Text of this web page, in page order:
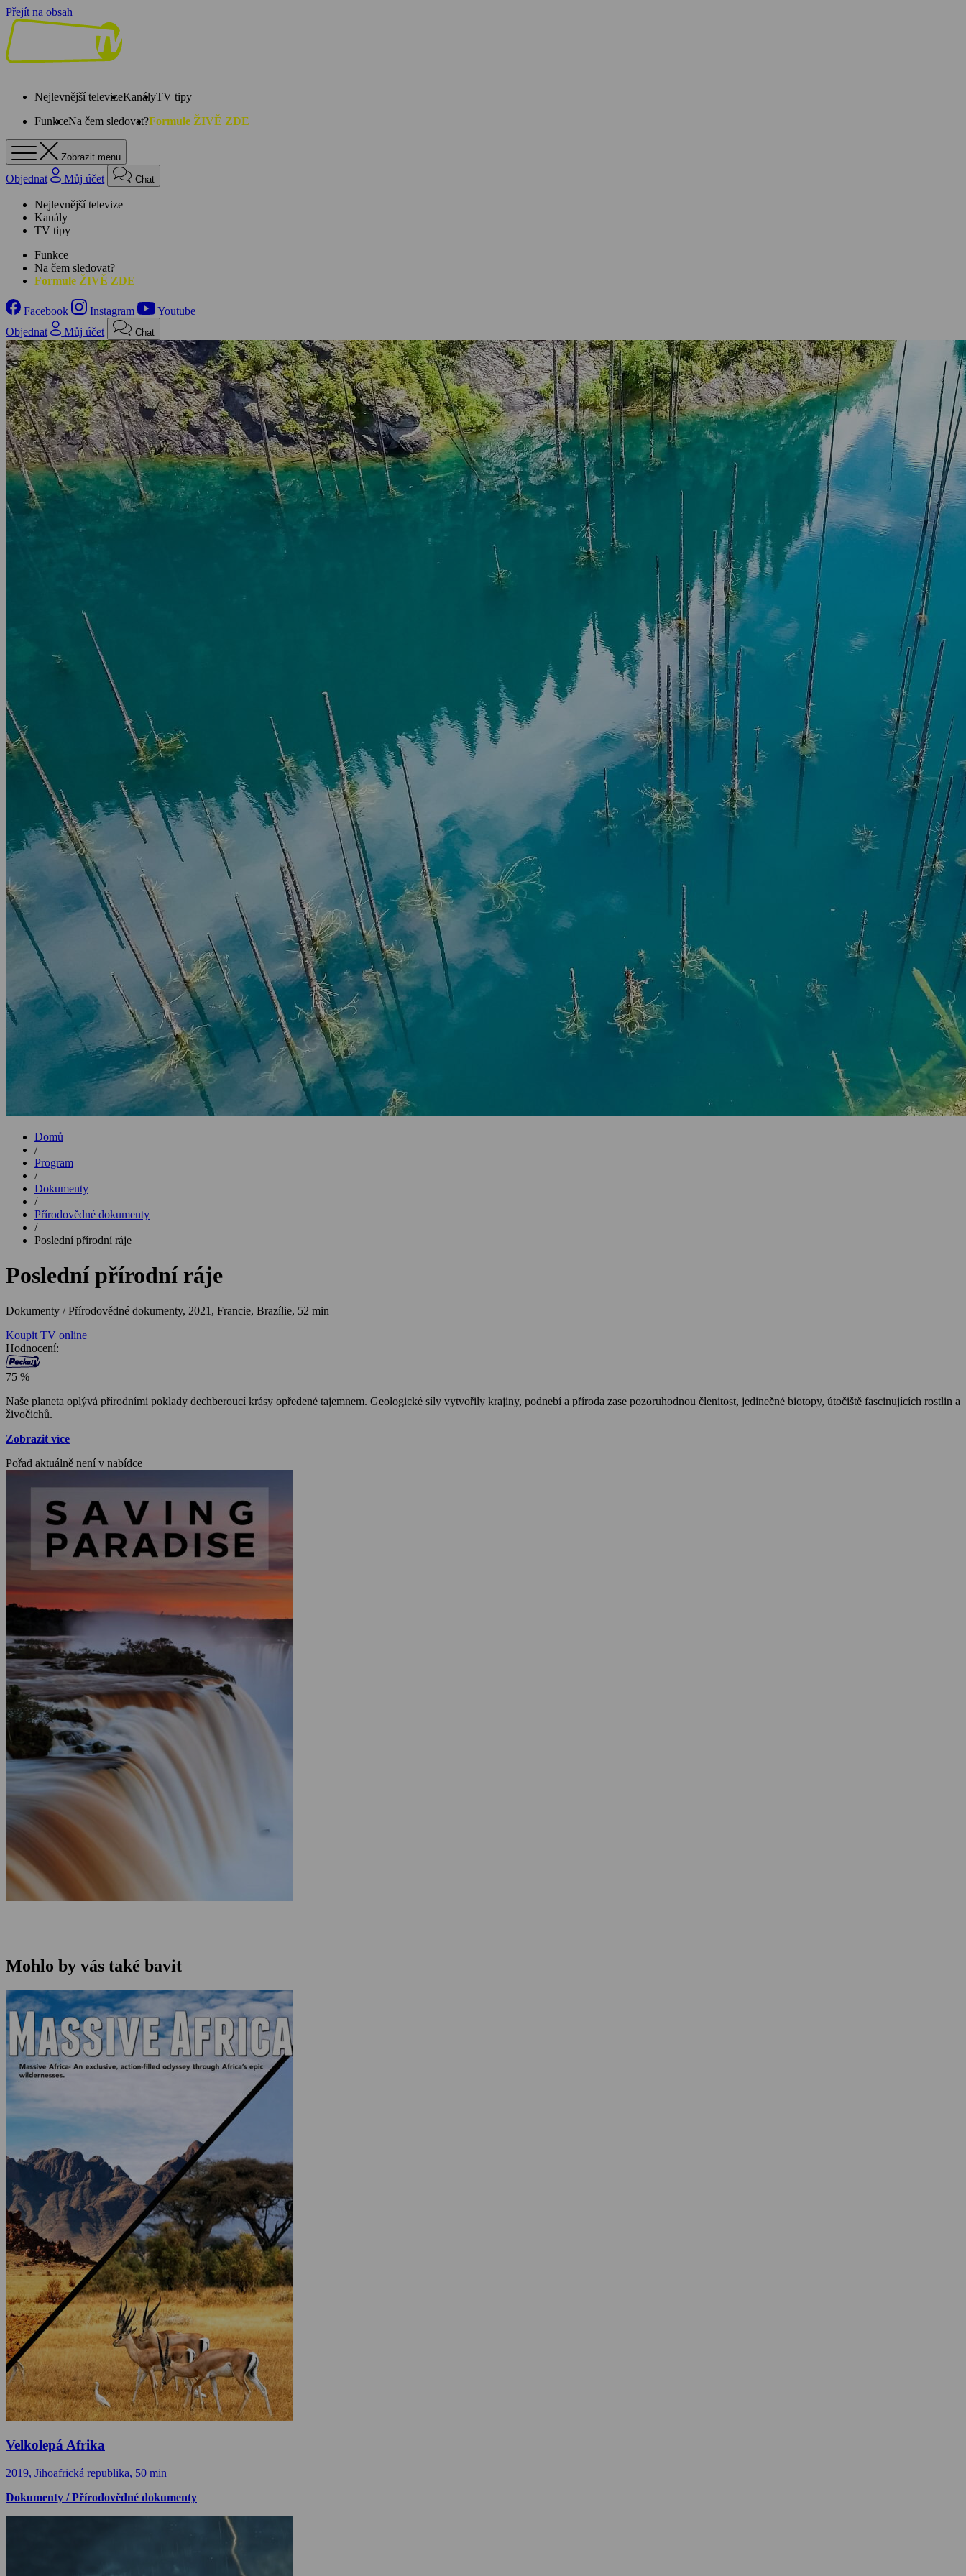
Přejít na obsah
Nejlevnější televizeKanályTV tipy
FunkceNa čem sledovat?Formule ŽIVĚ ZDE
Zobrazit menu
Objednat Můj účet Chat
Nejlevnější televize
Kanály
TV tipy
Funkce
Na čem sledovat?
Formule ŽIVĚ ZDE
Facebook Instagram
Youtube
Objednat
Můj účet Chat
Domů
/
Program
/
Dokumenty
/
Přírodovědné dokumenty
/
Poslední přírodní ráje
Poslední přírodní ráje
Dokumenty / Přírodovědné dokumenty, 2021, Francie, Brazílie, 52 min
Koupit TV online
Hodnocení:
75 %
Naše planeta oplývá přírodními poklady dechberoucí krásy opředené tajemnem. Geologické síly vytvořily krajiny, podnebí a příroda zase pozoruhodnou členitost, jedinečné biotopy, útočiště fascinujících rostlin a
živočichů.
Zobrazit více
Pořad aktuálně není v nabídce
Mohlo by vás také bavit
Velkolepá Afrika
2019, Jihoafrická republika, 50 min
Dokumenty / Přírodovědné dokumenty